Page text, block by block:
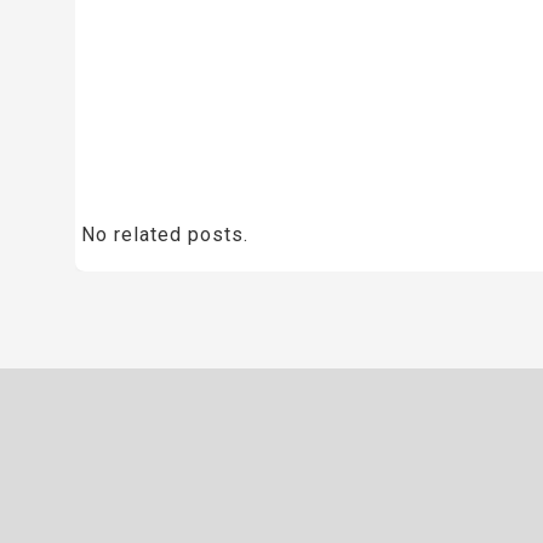
No related posts.